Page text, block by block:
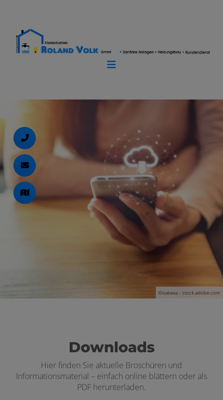
©oatawa - stock.adobe.com
Downloads
Hier finden Sie aktuelle Broschüren und
Informationsmaterial – einfach online blättern oder als
PDF herunterladen.
schließen
schließen